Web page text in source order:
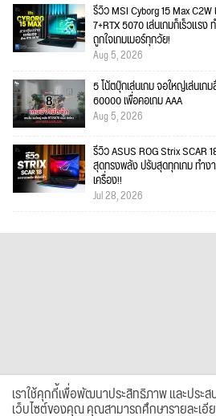
รีวิว MSI Cyborg 15 Max
7+RTX 5070 เล่นเกมก็เร็วแร
ถูกใจเกมเมอร์ทุกวัย!
Aug 5, 2026
5 โน้ตบุ๊กเล่นเกม จอใหญ่เล่นเ
60000 เพื่อคอเกม AAA
Aug 5, 2026
รีวิว ASUS ROG Strix SCAR
สุดทรงพลัง ปรับสุดทุกเกม ทำง
เครื่อง!!
Jul 28, 2026
เราใช้คุกกี้เพื่อพัฒนาประสิทธิภาพ และประ
เว็บไซต์ของคุณ คุณสามารถศึกษารายละเอี